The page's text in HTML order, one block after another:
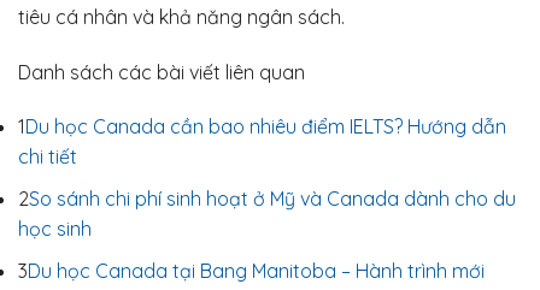
tiêu cá nhân và khả năng ngân sách.
Danh sách các bài viết liên quan
1Du học Canada cần bao nhiêu điểm IELTS? Hướng dẫn
chi tiết
2So sánh chi phí sinh hoạt ở Mỹ và Canada dành cho du
học sinh
3Du học Canada tại Bang Manitoba – Hành trình mới